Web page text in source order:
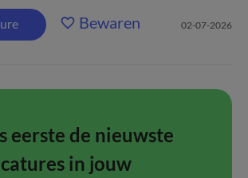
Bewaren 02-07-2026
eerste de nieuwste
in jouw